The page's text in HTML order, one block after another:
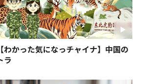
【わかった気になっチャイナ】中国の
ラ